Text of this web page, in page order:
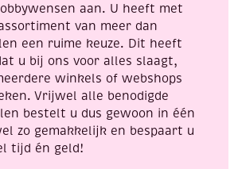
aan. U heeft met
van meer dan
een ruime keuze. Dit heeft
u bij ons voor alles slaagt,
winkels of webshops
Vrijwel alle benodigde
bestelt u dus gewoon in één
zo gemakkelijk en bespaart u
tijd én geld!